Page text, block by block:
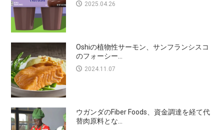
2025.04.26
Oshiの植物性サーモン、サンフランシスコ
のフォーシー...
2024.11.07
ウガンダのFiber Foods、資金調達を経て代
替肉原料とな...